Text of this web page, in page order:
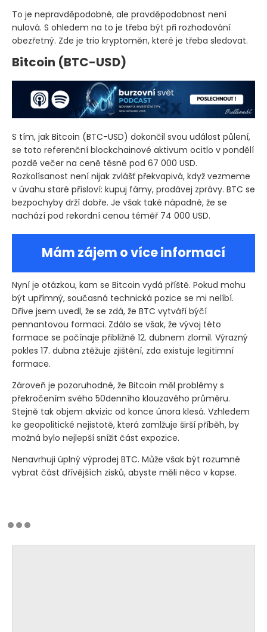
To je nepravděpodobné, ale pravděpodobnost není
nulová. S ohledem na to je třeba být při rozhodování
obezřetný. Zde je trio kryptoměn, které je třeba sledovat.
Bitcoin (BTC-USD)
S tím, jak Bitcoin (BTC-USD) dokončil svou událost půlení,
se toto referenční blockchainové aktivum ocitlo v pondělí
pozdě večer na ceně těsně pod 67 000 USD.
Rozkolísanost není nijak zvlášť překvapivá, když vezmeme
v úvahu staré přísloví: kupuj fámy, prodávej zprávy. BTC se
bezpochyby drží dobře. Je však také nápadné, že se
nachází pod rekordní cenou téměř 74 000 USD.
Mám zájem o více informací
Nyní je otázkou, kam se Bitcoin vydá příště. Pokud mohu
být upřímný, současná technická pozice se mi nelíbí.
Dříve jsem uvedl, že se zdá, že BTC vytváří býčí
pennantovou formaci. Zdálo se však, že vývoj této
formace se počínaje přibližně 12. dubnem zlomil. Výrazný
pokles 17. dubna ztěžuje zjištění, zda existuje legitimní
formace.
Zároveň je pozoruhodné, že Bitcoin měl problémy s
překročením svého 50denního klouzavého průměru.
Stejně tak objem akvizic od konce února klesá. Vzhledem
ke geopolitické nejistotě, která zamlžuje širší příběh, by
možná bylo nejlepší snížit část expozice.
Nenavrhuji úplný výprodej BTC. Může však být rozumné
vybrat část dřívějších zisků, abyste měli něco v kapse.